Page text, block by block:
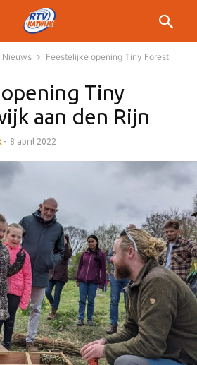
Nieuws
Feestelijke opening Tiny Forest
Tiny
aan den Rijn
- 8 april 2022